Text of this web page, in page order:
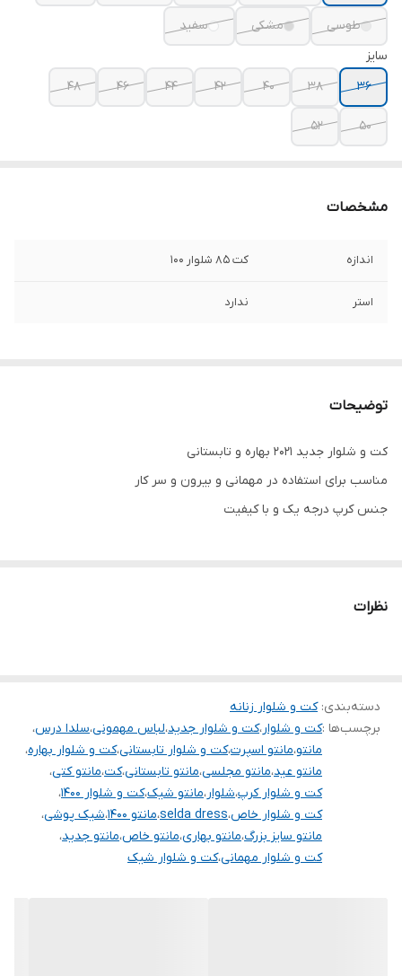
طوسی مشکی
سفید
سایز
36
38
40
42
44
46
48
50
52
مشخصات
اندازه کت ۸۵ شلوار ۱۰۰
استر ندارد
توضیحات
کت و شلوار جدید ۲۰۲۱ بهاره و تابستانی
مناسب برای استفاده در مهمانی و بیرون و سر کار
جنس کرپ درجه یک و با کیفیت
نظرات
دسته‌بندی:کت و شلوار زنانه
برچسب‌ها :کت و شلوار،کت و شلوار جدید،لباس مهمونی،سلدا درس،
مانتو،مانتو اسپرت،کت و شلوار تابستانی،کت و شلوار بهاره،
مانتو عید،مانتو مجلسی،مانتو تابستانی،کت،مانتو کتی،
کت و شلوار کرپ،شلوار،مانتو شیک،کت و شلوار ۱۴۰۰
،
کت و شلوار خاص،selda dress،مانتو ۱۴۰۰ ،شیک پوشی،
مانتو سایز بزرگ،مانتو بهاری،مانتو خاص،مانتو جدید،
کت و شلوار مهمانی،کت و شلوار شیک